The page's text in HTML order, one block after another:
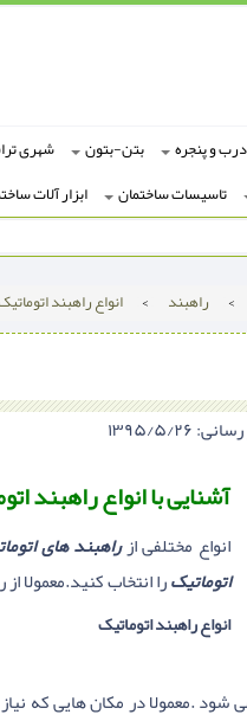
درب و پنجره بتن-بتون شهری
تاسیسات ساختمان ابزار آلات
> راهبند > انواع راهبند
رسانی:
آشنایی با انواع راهبند
انواع مختلفی ازراهبند های
اتوماتیکرا انتخاب کنید.معمولا
انواع راهبند اتوماتیک
.معمولا در مکان هایی که